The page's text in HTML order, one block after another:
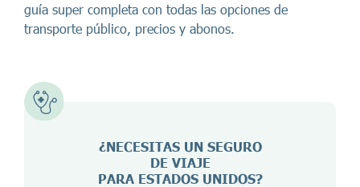
guía super completa con todas las opciones de
transporte público, precios y abonos.
¿NECESITAS UN SEGURO
DE VIAJE
PARA ESTADOS UNIDOS?